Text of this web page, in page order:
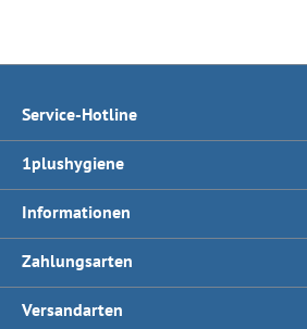
Service-Hotline
1plushygiene
Informationen
Zahlungsarten
Versandarten